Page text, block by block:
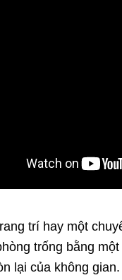
trí hay một
trống bằng
lại của không